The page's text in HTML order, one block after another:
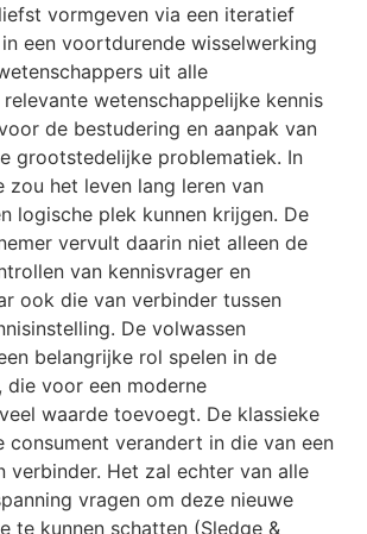
vormgeven via een iteratief
een voortdurende wisselwerking
uit alle
wetenschappelijke kennis
de bestudering en aanpak van
grootstedelijke problematiek. In
zou het leven lang leren van
logische plek kunnen krijgen. De
vervult daarin niet alleen de
van kennisvrager en
ook die van verbinder tussen
De volwassen
belangrijke rol spelen in de
die voor een moderne
waarde toevoegt. De klassieke
consument verandert in die van een
verbinder. Het zal echter van alle
vragen om deze nieuwe
te kunnen schatten (Sledge &